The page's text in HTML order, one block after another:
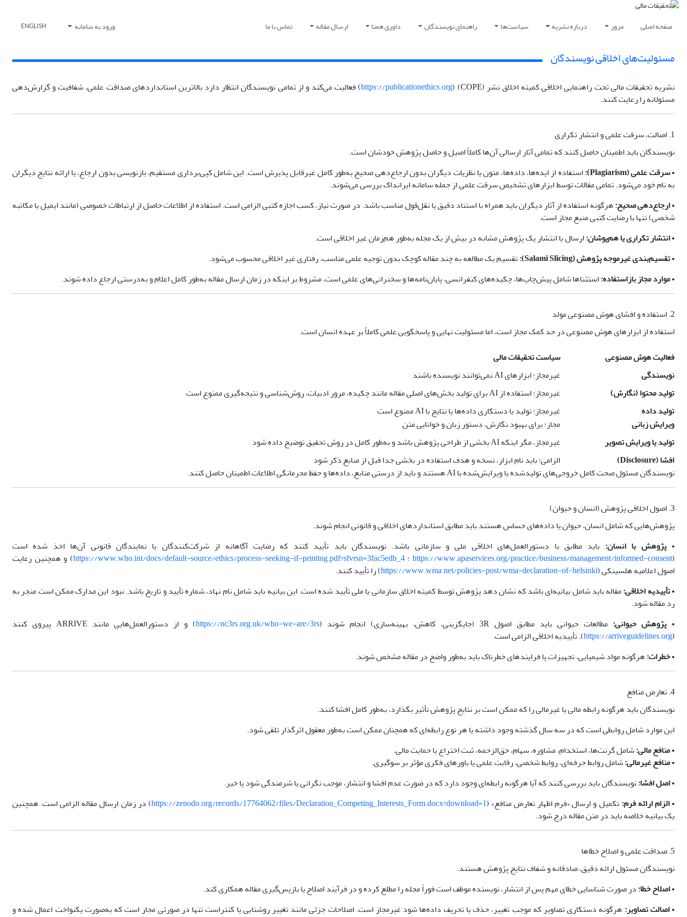
صفحه اصلی مرور درباره نشریه سیاست‌ها راهنمای نویسندگان داوری همتا ارسال مقاله تماس با ما ورود به سامانه ENGLISH
مسئولیت‌های اخلاقی نویسندگان
نشریه تحقیقات مالی تحت راهنمایی اخلاقی کمیته اخلاق نشر (COPE) ( https://publicationethics.org) فعالیت می‌کند و از تمامی نویسندگان انتظار دارد بالاترین استانداردهای صداقت علمی، شفافیت و گزارش‌دهی
مسئولانه را رعایت کنند.
1. اصالت، سرقت علمی و انتشار تکراری
نویسندگان باید اطمینان حاصل کنند که تمامی آثار ارسالی آن‌ها کاملاً اصیل و حاصل پژوهش خودشان است.
•سرقت علمی (Plagiarism):
استفاده از ایده‌ها، داده‌ها، متون یا نظریات دیگران بدون ارجاع‌دهی صحیح به‌طور کامل غیرقابل پذیرش است. این شامل کپی‌برداری مستقیم، بازنویسی بدون ارجاع، یا ارائه نتایج دیگران
به نام خود می‌شود. تمامی مقالات توسط ابزارهای تشخیص سرقت علمی از جمله سامانه ایرانداک بررسی می‌شوند.
•ارجاع‌دهی صحیح:هرگونه استفاده از آثار دیگران باید همراه با استناد دقیق یا نقل‌قول مناسب باشد. در صورت نیاز، کسب اجازه کتبی الزامی است. استفاده از اطلاعات حاصل از ارتباطات خصوصی (مانند ایمیل یا مکاتبه
شخصی) تنها با رضایت کتبی منبع مجاز است.
•انتشار تکراری یا هم‌پوشان:ارسال یا انتشار یک پژوهش مشابه در بیش از یک مجله به‌طور هم‌زمان غیر اخلاقی است.
•تقسیم‌بندی غیرموجه پژوهش (Salami Slicing):
تقسیم یک مطالعه به چند مقاله کوچک بدون توجیه علمی مناسب، رفتاری غیر اخلاقی محسوب می‌شود.
•موارد مجاز بازاستفاده:استثناها شامل پیش‌چاپ‌ها، چکیده‌های کنفرانسی، پایان‌نامه‌ها و سخنرانی‌های علمی است، مشروط بر اینکه در زمان ارسال مقاله به‌طور کامل اعلام و به‌درستی ارجاع داده شوند.
2. استفاده و افشای هوش مصنوعی مولد
استفاده از ابزارهای هوش مصنوعی در حد کمک مجاز است، اما مسئولیت نهایی و پاسخگویی علمی کاملاً بر عهده انسان است.
فعالیت هوش مصنوعی
سیاست تحقیقات مالی
نویسندگی
غیرمجاز؛ ابزارهای AI نمی‌توانند نویسنده باشند
تولید محتوا (نگارش)
غیرمجاز؛ استفاده از AI برای تولید بخش‌های اصلی مقاله مانند چکیده، مرور ادبیات، روش‌شناسی و نتیجه‌گیری ممنوع است
تولید داده
غیرمجاز؛ تولید یا دستکاری داده‌ها یا نتایج با AI ممنوع است
ویرایش زبانی
مجاز؛ برای بهبود نگارش، دستور زبان و خوانایی متن
تولید یا ویرایش تصویر
غیرمجاز، مگر اینکه AI بخشی از طراحی پژوهش باشد و به‌طور کامل در روش تحقیق توضیح داده شود
افشا (Disclosure)
الزامی؛ باید نام ابزار، نسخه و هدف استفاده در بخشی جدا قبل از منابع ذکر شود
نویسندگان مسئول صحت کامل خروجی‌های تولیدشده یا ویرایش‌شده با AI هستند و باید از درستی منابع، داده‌ها و حفظ محرمانگی اطلاعات اطمینان حاصل کنند.
3. اصول اخلاقی پژوهش (انسان و حیوان)
پژوهش‌هایی که شامل انسان، حیوان یا داده‌های حساس هستند باید مطابق استانداردهای اخلاقی و قانونی انجام شوند.
•پژوهش با انسان: باید مطابق با دستورالعمل‌های اخلاقی ملی و سازمانی باشد. نویسندگان باید تأیید کنند که رضایت آگاهانه از شرکت‌کنندگان یا نمایندگان قانونی آن‌ها اخذ شده است
(
https://www.apaservices.org/practice/business/management/informed-consent؛https://www.who.int/docs/default-source/ethics/process-seeking-if-printing.pdf?sfvrsn=3fac5edb_4) و همچنین رعایت
اصول اعلامیه هلسینکی (https://www.wma.net/policies-post/wma-declaration-of-helsinki) را تأیید کنند.
•تأییدیه اخلاقی:مقاله باید شامل بیانیه‌ای باشد که نشان دهد پژوهش توسط کمیته اخلاق سازمانی یا ملی تأیید شده است. این بیانیه باید شامل نام نهاد، شماره تأیید و تاریخ باشد. نبود این مدارک ممکن است منجر به
رد مقاله شود.
•پژوهش حیوانی: مطالعات حیوانی باید مطابق اصول 3R (جایگزینی، کاهش، بهینه‌سازی) انجام شوند ( https://nc3rs.org.uk/who-we-are/3rs
) و از دستورالعمل‌هایی مانند ARRIVE پیروی کنند
(
https://arriveguidelines.org). تأییدیه اخلاقی الزامی است.
•خطرات:هرگونه مواد شیمیایی، تجهیزات یا فرایندهای خطرناک باید به‌طور واضح در مقاله مشخص شوند.
4. تعارض منافع
نویسندگان باید هرگونه رابطه مالی یا غیرمالی را که ممکن است بر نتایج پژوهش تأثیر بگذارد، به‌طور کامل افشا کنند.
این موارد شامل روابطی است که در سه سال گذشته وجود داشته یا هر نوع رابطه‌ای که همچنان ممکن است به‌طور معقول اثرگذار تلقی شود.
•منافع مالی:شامل گرنت‌ها، استخدام، مشاوره، سهام، حق‌الزحمه، ثبت اختراع یا حمایت مالی.
•منافع غیرمالی:شامل روابط حرفه‌ای، روابط شخصی، رقابت علمی یا باورهای فکری مؤثر بر سوگیری.
•اصل افشا:نویسندگان باید بررسی کنند که آیا هرگونه رابطه‌ای وجود دارد که در صورت عدم افشا و انتشار، موجب نگرانی یا شرمندگی شود یا خیر.
•الزام ارائه فرم:تکمیل و ارسال «فرم اظهار تعارض منافع» (https://zenodo.org/records/17764062/files/Declaration_Competing_Interests_Form.docx?download=1) در زمان ارسال مقاله الزامی است. همچنین
یک بیانیه خلاصه باید در متن مقاله درج شود.
5. صداقت علمی و اصلاح خطاها
نویسندگان مسئول ارائه دقیق، صادقانه و شفاف نتایج پژوهش هستند.
•اصلاح خطا:در صورت شناسایی خطای مهم پس از انتشار، نویسنده موظف است فوراً مجله را مطلع کرده و در فرآیند اصلاح یا بازپس‌گیری مقاله همکاری کند.
•اصالت تصاویر: هرگونه دستکاری تصاویر که موجب تغییر، حذف یا تحریف داده‌ها شود غیرمجاز است. اصلاحات جزئی مانند تغییر روشنایی یا کنتراست تنها در صورتی مجاز است که به‌صورت یکنواخت اعمال شده و